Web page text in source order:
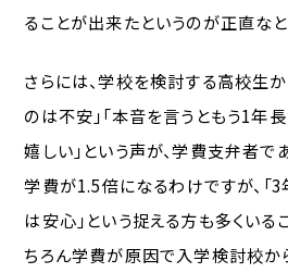
ることが出来たというのが正直なと
さらには、学校を検討する高校生
のは不安」「本音を言うともう1年
嬉しい」という声が、学費支弁者
学費が1.5倍になるわけですが、「
は安心」という捉える方も多くいる
ちろん学費が原因で入学検討校か